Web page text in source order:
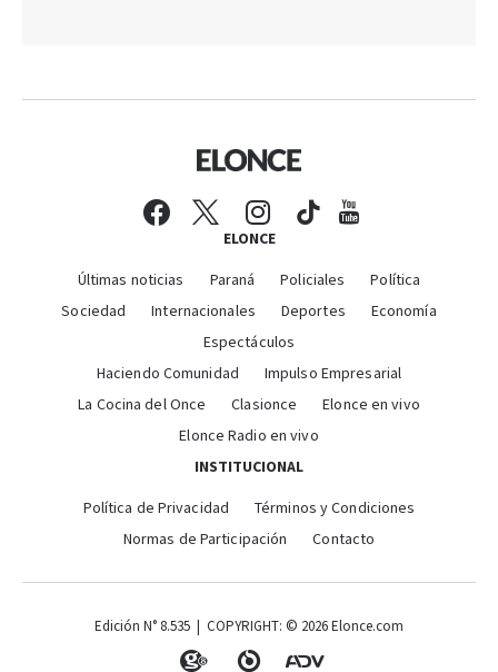
ELONCE
Últimas noticias Paraná Policiales
Política
Sociedad
Internacionales Deportes
Economía
Espectáculos
Haciendo Comunidad
Impulso Empresarial
La Cocina del Once
Clasionce
Elonce en vivo
Elonce Radio en vivo
INSTITUCIONAL
Política de Privacidad
Términos y Condiciones
Normas de Participación
Contacto
Edición N° 8.535 | COPYRIGHT: © 2026 Elonce.com